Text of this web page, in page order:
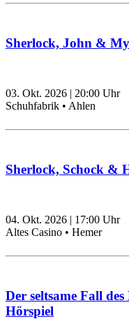
Sherlock, John &
03. Okt. 2026 | 20:00 Uhr
Schuhfabrik • Ahlen
Sherlock, Schock &
04. Okt. 2026 | 17:00 Uhr
Altes Casino • Hemer
Der seltsame Fall
Hörspiel